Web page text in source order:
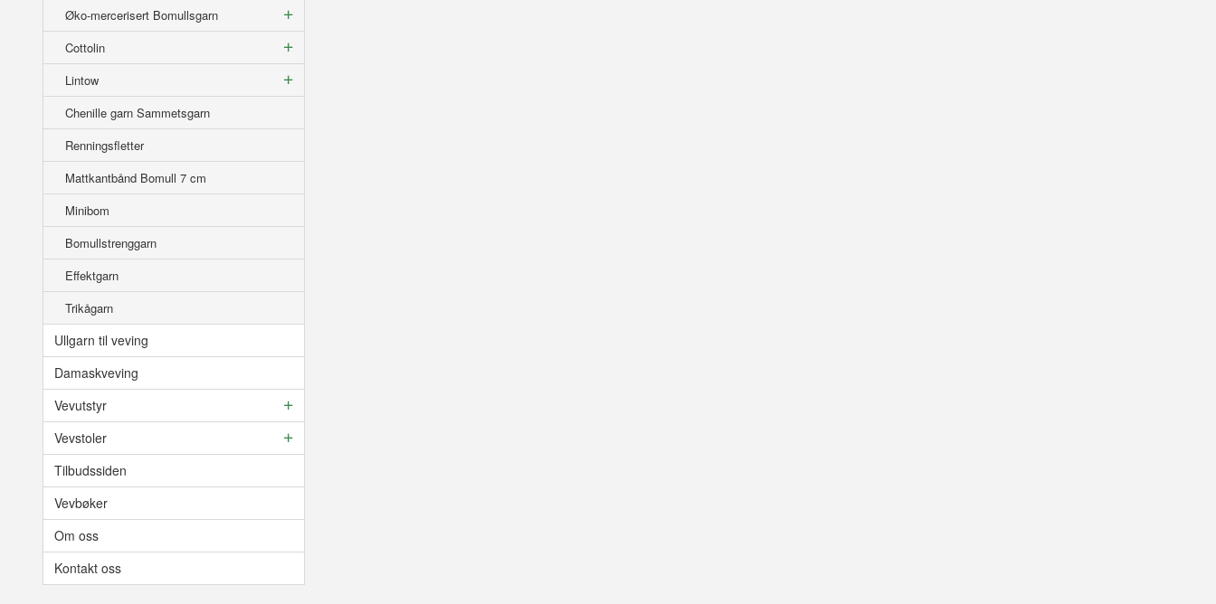
Øko-mercerisert Bomullsgarn
Cottolin
Lintow
Chenille garn Sammetsgarn
Renningsfletter
Mattkantbånd Bomull 7 cm
Minibom
Bomullstrenggarn
Effektgarn
Trikågarn
Ullgarn til veving
Damaskveving
Vevutstyr
Vevstoler
Tilbudssiden
Vevbøker
Om oss
Kontakt oss